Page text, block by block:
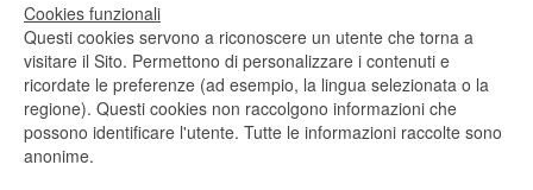
Cookies funzionali
Questi cookies servono a riconoscere un utente che torna a
visitare il Sito. Permettono di personalizzare i contenuti e
ricordate le preferenze (ad esempio, la lingua selezionata o la
regione). Questi cookies non raccolgono informazioni che
possono identificare l'utente. Tutte le informazioni raccolte sono
anonime.